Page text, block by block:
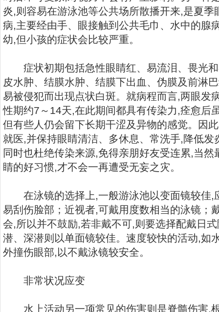
炎,则容易在游泳池等公共场所散播开来,是夏
病,主要经由手、眼接触到公共毛巾、水中的腺
幼,但小孩的症状会比较严重。
症状初期包括急性眼睛红、易流泪、畏光和
皮水肿、结膜水肿、结膜下出血、伪膜及前淋
易被侵犯而出现点状白斑。就病程而言,两眼发
性期约7～14天,在此期间都具有传染力,痊愈后
但有些人仍会留下长期干涩及异物的感觉。因
就医,并保持眼睛清洁、多休息、常洗手,降低
同时也杜绝传染来源,免得亲朋好友受连累,当
睛的好习惯,才不会一再遭受无妄之灾。
在泳镜的选择上,一般游泳池以变面镜较佳,
易刮伤脸部；近视者,可戴用度数相当的泳镜；
会,所以并不鼓励,若非戴不可,则要选择配戴日
潜、深潜则以单面镜较佳。速度较快的活动,如
外撞伤眼部,以不戴泳镜较安全。
非常状况应变
水上活动另一项常见的伤害则是脊髓伤害,